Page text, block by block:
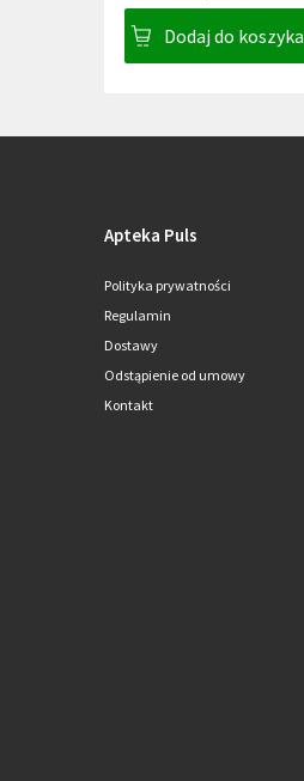
Dodaj do koszyka
Apteka Puls
Polityka prywatności
Regulamin
Dostawy
Odstąpienie od umowy
Kontakt